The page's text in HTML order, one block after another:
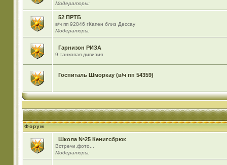
Модераторы:
52 ПРТБ
в/ч пп 92846 гКапен близ Дессау
Модераторы:
Гарнизон РИЗА
9 танковая дивизия
Госпиталь Шморкау (в/ч пп 54359)
Форум
Школа №25 Кенигсбрюк
Встречи,фото...
Модераторы: